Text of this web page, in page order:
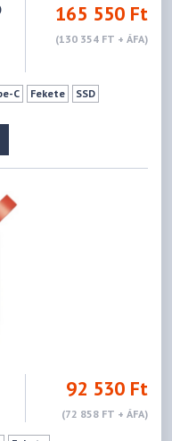
165 550 Ft
(130 354 FT + ÁFA)
C Fekete SSD
92 530 Ft
(72 858 FT + ÁFA)